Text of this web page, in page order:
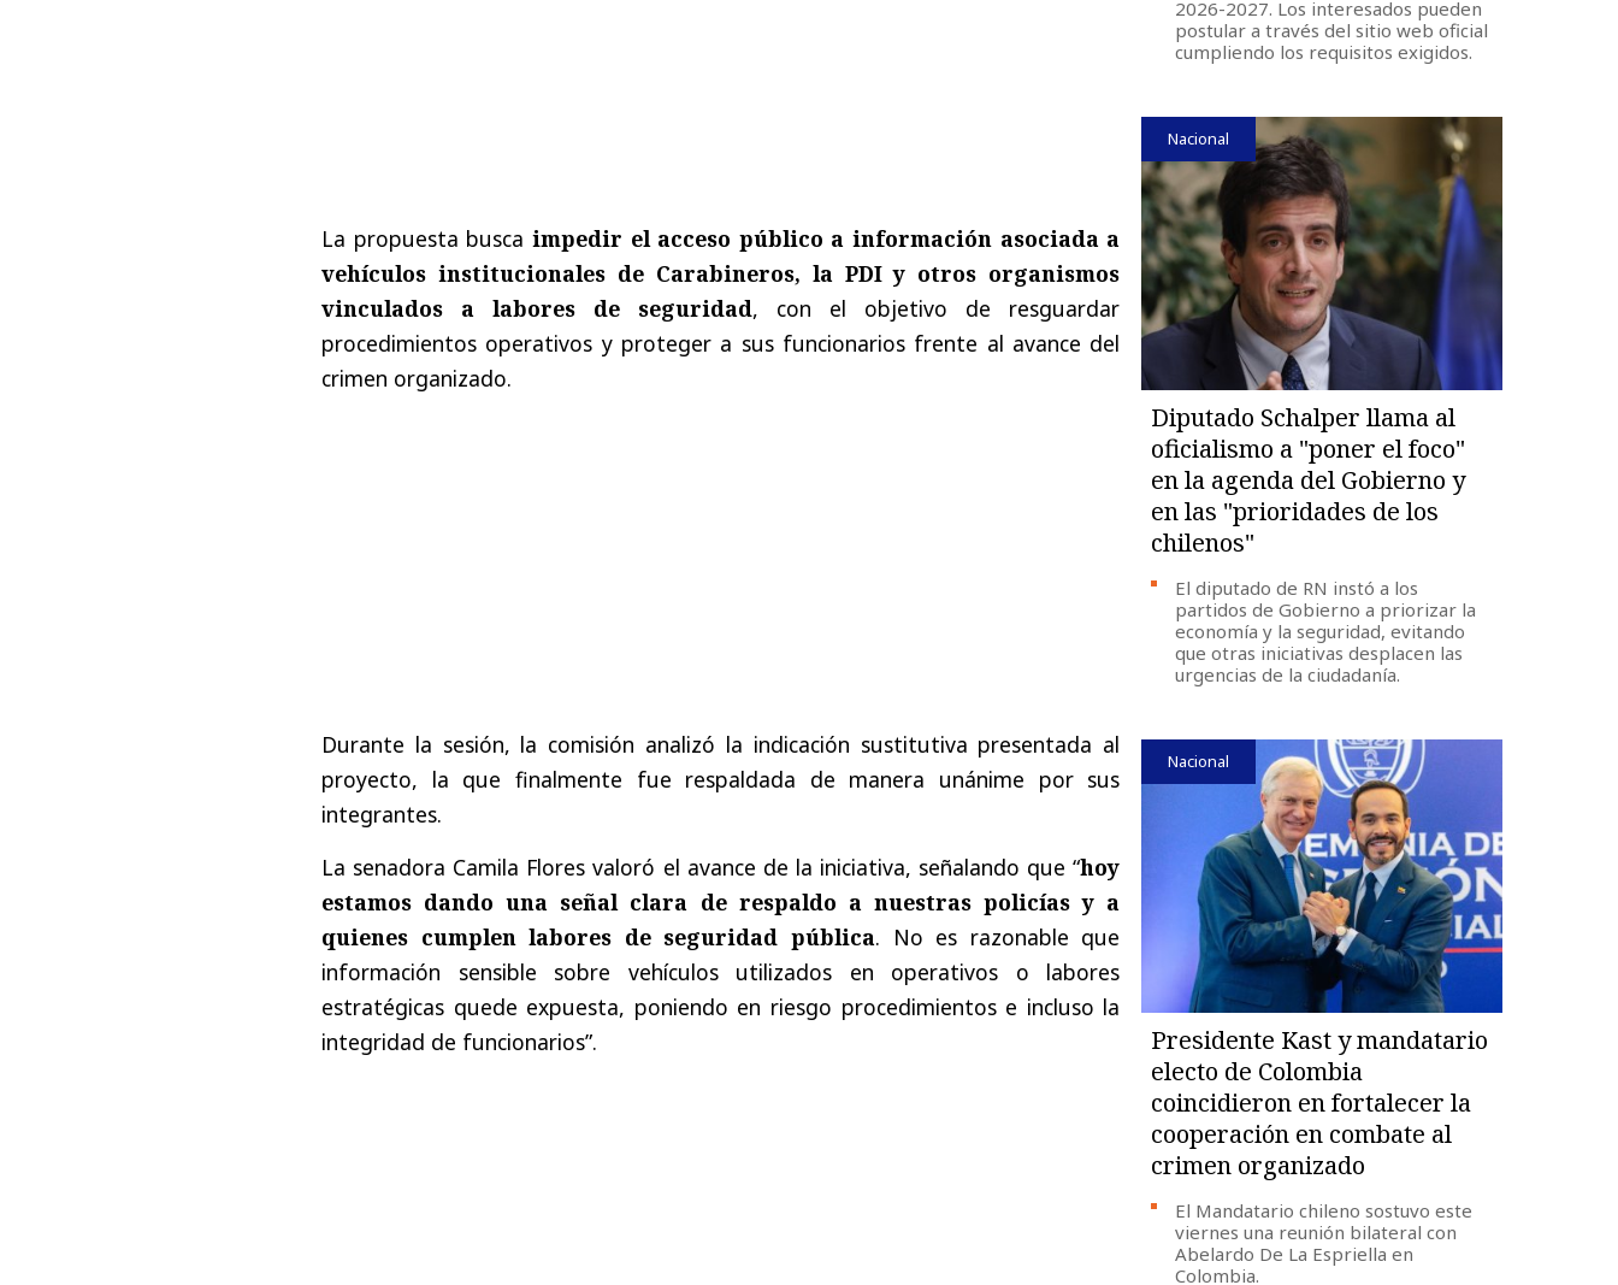
La propuesta busca impedir el acceso público a información asociada a
vehículos institucionales de Carabineros, la PDI y otros organismos
vinculados a labores de seguridad, con el objetivo de resguardar
procedimientos operativos y proteger a sus funcionarios frente al avance del
crimen organizado.
Durante la sesión, la comisión analizó la indicación sustitutiva presentada al
proyecto, la que finalmente fue respaldada de manera unánime por sus
integrantes.
La senadora Camila Flores valoró el avance de la iniciativa, señalando que “hoy
estamos dando una señal clara de respaldo a nuestras policías y a
quienes cumplen labores de seguridad pública. No es razonable que
información sensible sobre vehículos utilizados en operativos o labores
estratégicas quede expuesta, poniendo en riesgo procedimientos e incluso la
integridad de funcionarios”.
2026-2027. Los interesados pueden
postular a través del sitio web oficial
cumpliendo los requisitos exigidos.
Nacional
Diputado Schalper llama al
oficialismo a "poner el foco"
en la agenda del Gobierno y
en las "prioridades de los
chilenos"
El diputado de RN instó a los
partidos de Gobierno a priorizar la
economía y la seguridad, evitando
que otras iniciativas desplacen las
urgencias de la ciudadanía.
Nacional
Presidente Kast y mandatario
electo de Colombia
coincidieron en fortalecer la
cooperación en combate al
crimen organizado
El Mandatario chileno sostuvo este
viernes una reunión bilateral con
Abelardo De La Espriella en
Colombia.